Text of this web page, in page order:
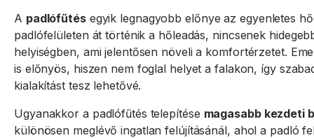
A padlófűtésegyik legnagyobb előnye az egyenletes
padlófelületen át történik a hőleadás, nincsenek
helyiségben, ami jelentősen növeli a komfortérzetet.
is előnyös, hiszen nem foglal helyet a falakon, így
kialakítást tesz lehetővé.
Ugyanakkor a padlófűtés telepítése magasabb kezdeti
különösen meglévő ingatlan felújításánál, ahol a padló